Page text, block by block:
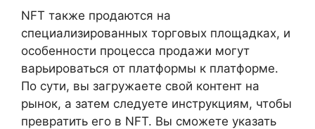
NFT также продаются на
специализированных торговых площадках, и
особенности процесса продажи могут
варьироваться от платформы к платформе.
По сути, вы загружаете свой контент на
рынок, а затем следуете инструкциям, чтобы
превратить его в NFT. Вы сможете указать